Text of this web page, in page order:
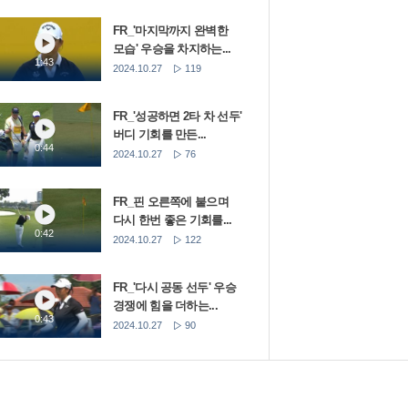
1:43
FR_'마지막까지 완벽한
모습' 우승을 차지하는...
2024.10.27 119
0:44
FR_'성공하면 2타 차 선두'
버디 기회를 만든...
2024.10.27 76
0:42
FR_핀 오른쪽에 붙으며
다시 한번 좋은 기회를...
2024.10.27 122
0:43
FR_'다시 공동 선두' 우승
경쟁에 힘을 더하는...
2024.10.27 90